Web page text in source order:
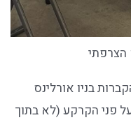
הצרפתי
בניו אורלינס
פני הקרקע (לא בתוך